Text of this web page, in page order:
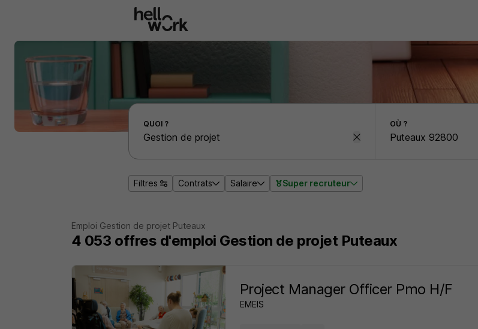
Effectuer une recherche d'emploi par localité
QUOI ? OÙ ?
Filtres Contrats Salaire Super recruteur
Emploi Gestion de projet Puteaux
4 053 offres d'emploi Gestion de projet Puteaux
Project Manager Officer Pmo H/F
EMEIS